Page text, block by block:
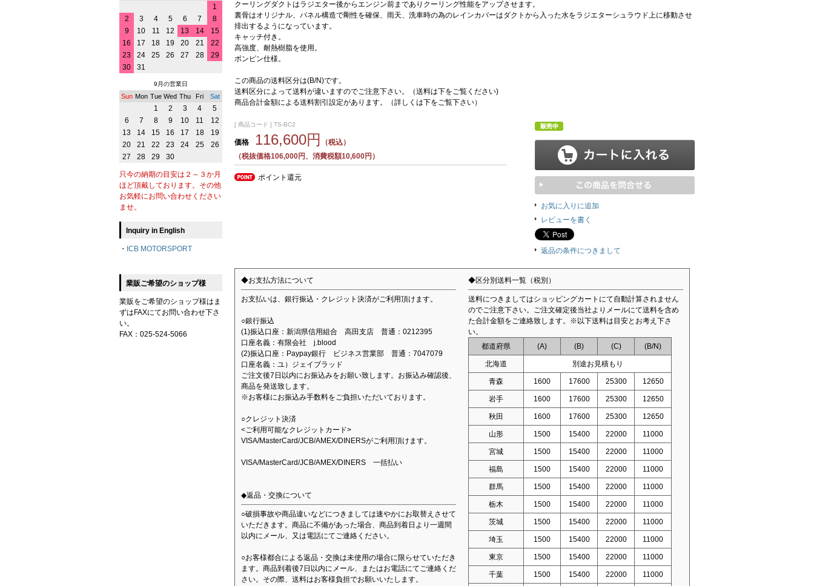
クーリングダクトはラジエター後からエンジン前までありクーリング性能をアップさせます。
裏骨はオリジナル、パネル構造で剛性を確保、雨天、洗車時の為のレインカバーはダクトから入った水をラジエターシュラウド上に移動させ
排出するようになっています。
キャッチ付き。
高強度、耐熱樹脂を使用。
ボンピン仕様。
この商品の送料区分は(B/N)です。
送料区分によって送料が違いますのでご注意下さい。（送料は下をご覧ください)
商品合計金額による送料割引設定があります。（詳しくは下をご覧下さい）
[ 商品コード ] TS-BC2
価格 116,600円
（税込）
（税抜価格106,000円、消費税額10,600円）
ポイント還元
お気に入りに追加
レビューを書く
返品の条件につきまして
◆お支払方法について
お支払いは、銀行振込・クレジット決済がご利用頂けます。
○銀行振込
(1)振込口座：新潟県信用組合 高田支店 普通：0212395
口座名義：有限会社 j.blood
(2)振込口座：Paypay銀行 ビジネス営業部 普通：7047079
口座名義：ユ）ジェイブラッド
ご注文後7日以内にお振込みをお願い致します。お振込み確認後、
商品を発送致します。
※お客様にお振込み手数料をご負担いただいております。
○クレジット決済
<ご利用可能なクレジットカード>
VISA/MasterCard/JCB/AMEX/DINERSがご利用頂けます。
VISA/MasterCard/JCB/AMEX/DINERS 一括払い
◆返品・交換について
○破損事故や商品違いなどにつきましては速やかにお取替えさせて
いただきます。商品に不備があった場合、商品到着日より一週間
以内にメール、又は電話にてご連絡ください。
○お客様都合による返品・交換は未使用の場合に限らせていただき
ます。商品到着後7日以内にメール、またはお電話にてご連絡くだ
さい。その際、送料はお客様負担でお願いいたします。
◆区分別送料一覧（税別）
送料につきましてはショッピングカートにて自動計算されません
のでご注意下さい。ご注文確定後当社よりメールにて送料を含め
た合計金額をご連絡致します。※以下送料は目安とお考え下さ
い。
都道府県
(A) (B) (C) (B/N)
北海道 別途お見積もり
青森 1600 17600 25300 12650
岩手 1600 17600 25300 12650
秋田 1600 17600 25300 12650
山形 1500 15400 22000 11000
宮城 1500 15400 22000 11000
福島 1500 15400 22000 11000
群馬 1500 15400 22000 11000
栃木 1500 15400 22000 11000
茨城 1500 15400 22000 11000
埼玉 1500 15400 22000 11000
東京 1500 15400 22000 11000
千葉 1500 15400 22000 11000
1
2
3 4 5 6 7
8
9
10 11 12 13 14
15
16
17 18 19 20 21
22
23
24 25 26 27 28
29
30
31
9月の営業日
Sun Mon Tue Wed Thu Fri Sat
1 2 3 4
5
6
7 8 9 10 11
12
13
14 15 16 17 18
19
20
21 22 23 24 25
26
27
28 29 30
只今の納期の目安は２～３か月
ほど頂戴しております。その他
お気軽にお問い合わせください
ませ。
Inquiry in English
・ ICB MOTORSPORT
業販ご希望のショップ様
業販をご希望のショップ様はま
ずはFAXにてお問い合わせ下さ
い。
FAX：025-524-5066